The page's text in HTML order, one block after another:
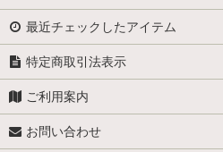
最近チェックしたアイテム
特定商取引法表示
ご利用案内
お問い合わせ